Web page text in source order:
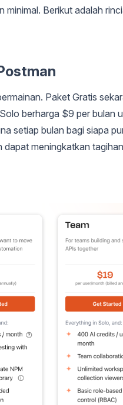
Berikut adalah
Paket Gratis
berharga $9 per bulan
setiap bulan bagi siapa
meningkatkan